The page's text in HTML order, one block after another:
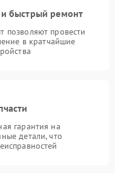
и быстрый ремонт
провести
в кратчайшие
гарантия на
детали, что